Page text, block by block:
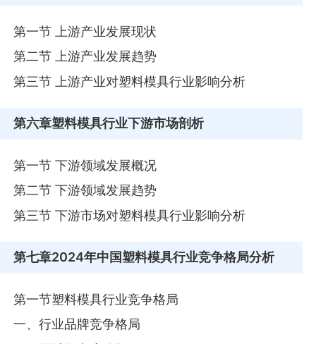
第一节 上游产业发展现状
第二节 上游产业发展趋势
第三节 上游产业对塑料模具行业影响分析
第六章塑料模具行业下游市场剖析
第一节 下游领域发展概况
第二节 下游领域发展趋势
第三节 下游市场对塑料模具行业影响分析
第七章2024年中国塑料模具行业竞争格局分析
第一节塑料模具行业竞争格局
一、行业品牌竞争格局